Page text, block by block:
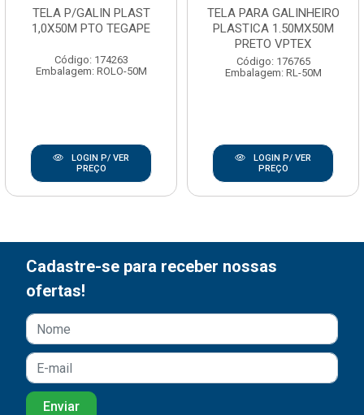
TELA P/GALIN PLAST
1,0X50M PTO TEGAPE
Código: 174263
Embalagem: ROLO-50M
LOGIN P/ VER
PREÇO
TELA PARA GALINHEIRO
PLASTICA 1.50MX50M
PRETO VPTEX
Código: 176765
Embalagem: RL-50M
LOGIN P/ VER
PREÇO
Cadastre-se para receber nossas
ofertas!